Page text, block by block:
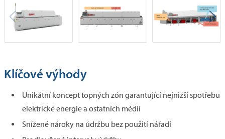
Klíčové výhody
Unikátní koncept topných zón garantující nejnižší spotřebu
elektrické energie a ostatních médií
Snížené nároky na údržbu bez použití nářadí